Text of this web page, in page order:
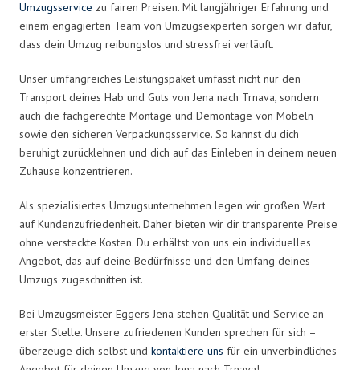
Umzugsservice zu fairen Preisen. Mit langjähriger Erfahrung und
einem engagierten Team von Umzugsexperten sorgen wir dafür,
dass dein Umzug reibungslos und stressfrei verläuft.
Unser umfangreiches Leistungspaket umfasst nicht nur den
Transport deines Hab und Guts von Jena nach Trnava, sondern
auch die fachgerechte Montage und Demontage von Möbeln
sowie den sicheren Verpackungsservice. So kannst du dich
beruhigt zurücklehnen und dich auf das Einleben in deinem neuen
Zuhause konzentrieren.
Als spezialisiertes Umzugsunternehmen legen wir großen Wert
auf Kundenzufriedenheit. Daher bieten wir dir transparente Preise
ohne versteckte Kosten. Du erhältst von uns ein individuelles
Angebot, das auf deine Bedürfnisse und den Umfang deines
Umzugs zugeschnitten ist.
Bei Umzugsmeister Eggers Jena stehen Qualität und Service an
erster Stelle. Unsere zufriedenen Kunden sprechen für sich –
überzeuge dich selbst und kontaktiere uns für ein unverbindliches